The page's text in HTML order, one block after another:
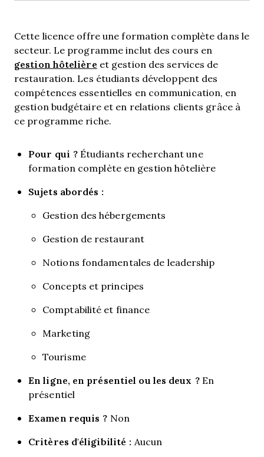
Cette licence offre une formation complète dans le
secteur. Le programme inclut des cours en
gestion hôtelière et gestion des services de
restauration. Les étudiants développent des
compétences essentielles en communication, en
gestion budgétaire et en relations clients grâce à
ce programme riche.
Pour qui ? Étudiants recherchant une
formation complète en gestion hôtelière
Sujets abordés :
Gestion des hébergements
Gestion de restaurant
Notions fondamentales de leadership
Concepts et principes
Comptabilité et finance
Marketing
Tourisme
En ligne, en présentiel ou les deux ?En
présentiel
Examen requis ? Non
Critères d'éligibilité : Aucun